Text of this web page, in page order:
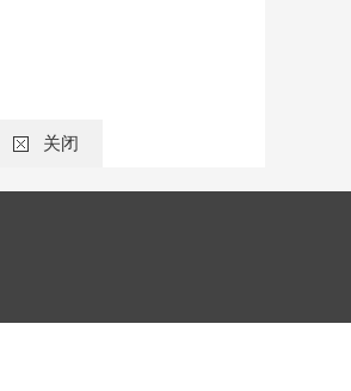
关闭